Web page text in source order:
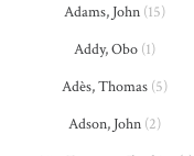
Adams, John (15)
Addy, Obo (1)
Adès, Thomas (5)
Adson, John (2)